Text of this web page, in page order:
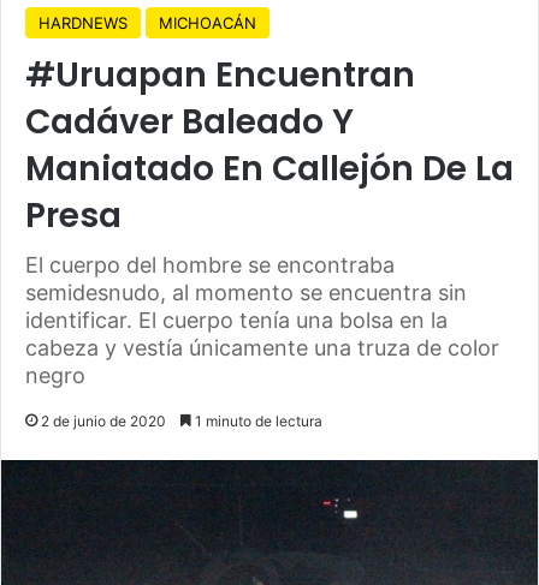
HARDNEWS MICHOACÁN
#Uruapan Encuentran
Cadáver Baleado Y
Maniatado En Callejón De La
Presa
El cuerpo del hombre se encontraba
semidesnudo, al momento se encuentra sin
identificar. El cuerpo tenía una bolsa en la
cabeza y vestía únicamente una truza de color
negro
2 de junio de 2020 1 minuto de lectura